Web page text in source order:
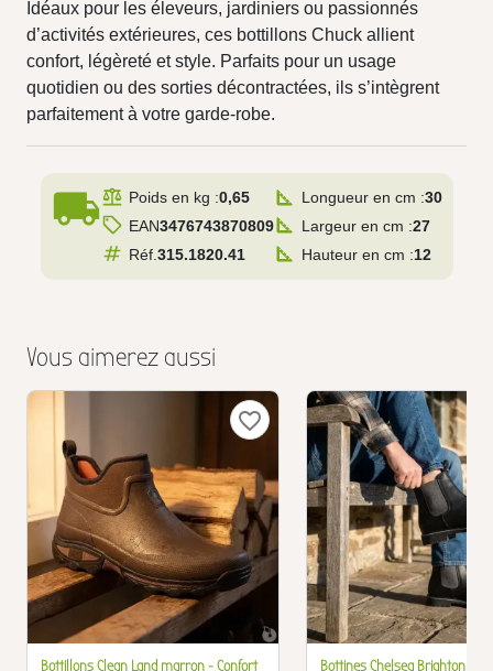
Idéaux pour les éleveurs, jardiniers ou passionnés
d’activités extérieures, ces bottillons Chuck allient
confort, légèreté et style. Parfaits pour un usage
quotidien ou des sorties décontractées, ils s’intègrent
parfaitement à votre garde-robe.
local_shipping Poids en kg :0,65
EAN3476743870809
Réf. 315.1820.41
Longueur en cm :30
Largeur en cm :27
Hauteur en cm :12
Vous aimerez aussi
favorite_border
Bottillons Clean Land marron - Confort
Bottines Chelsea Brighton